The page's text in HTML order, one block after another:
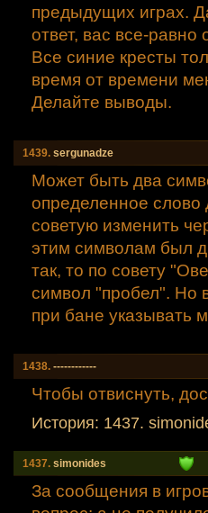
предыдущих играх.
ответ, вас все-равно
Все синие кресты
время от времени
Делайте выводы.
1439. sergunadze
Может быть два
определенное слово
советую изменить
этим символам был
так, то по совету
символ "пробел". Но
при бане указывать
1438. ------------
Чтобы отвиснуть,
История: 1437.
1437. simonides
За сообщения в